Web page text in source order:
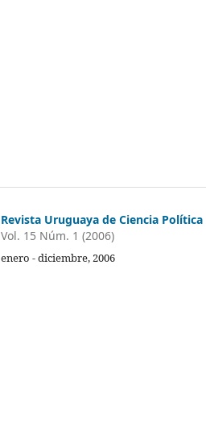
Revista Uruguaya de Ciencia Política
Vol. 15 Núm. 1 (2006)
enero - diciembre, 2006